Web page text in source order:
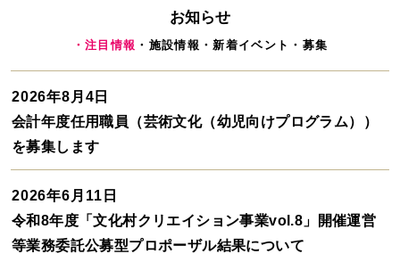
お知らせ
・注目情報
2026年8月4日
会計年度任用職員（芸術文化（幼児向けプログラム））
を募集します
2026年6月11日
令和8年度「文化村クリエイション事業vol.8」開催運営
等業務委託公募型プロポーザル結果について
・施設情報 ・新着イベント ・募集